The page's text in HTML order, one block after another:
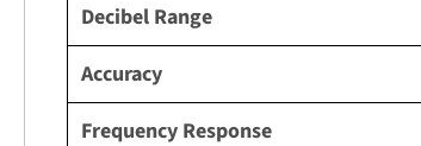
Decibel Range
Accuracy
Frequency Response